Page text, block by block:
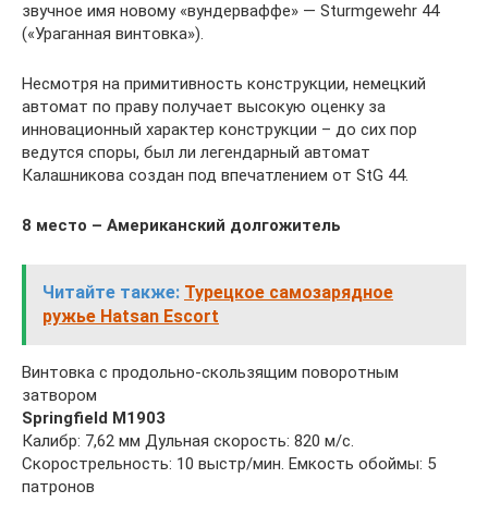
звучное имя новому «вундерваффе» — Sturmgewehr 44
(«Ураганная винтовка»).
Несмотря на примитивность конструкции, немецкий
автомат по праву получает высокую оценку за
инновационный характер конструкции – до сих пор
ведутся споры, был ли легендарный автомат
Калашникова создан под впечатлением от StG 44.
8 место – Американский долгожитель
Читайте также: Турецкое самозарядное
ружье Hatsan Escort
Винтовка с продольно-скользящим поворотным
затвором
Springfield M1903
Калибр: 7,62 мм Дульная скорость: 820 м/с.
Скорострельность: 10 выстр/мин. Емкость обоймы: 5
патронов